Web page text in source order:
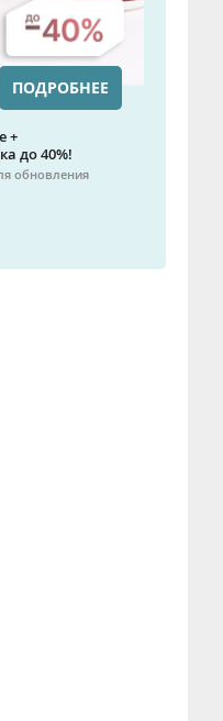
+
до 40%!
обновления
ПОДРОБНЕЕ